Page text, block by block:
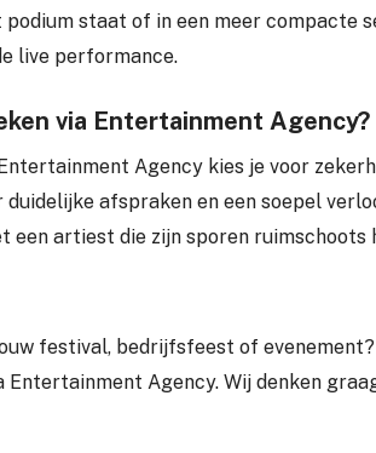
staat of in een meer compacte
live performance.
via Entertainment Agency?
Agency kies je voor
afspraken en een soepel
een artiest die zijn sporen ruimschoots
festival, bedrijfsfeest of
Agency. Wij denken